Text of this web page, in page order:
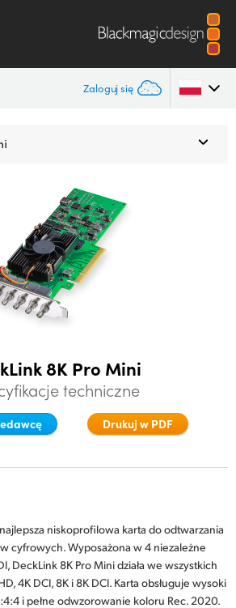
Zaloguj się
8K Pro Mini
techniczne
Drukuj w PDF
niskoprofilowa karta do odtwarzania
cyfrowych. Wyposażona w 4 niezależne
DeckLink 8K Pro Mini działa we wszystkich
4K DCI, 8K i 8K DCI. Karta obsługuje wysoki
i pełne odwzorowanie koloru Rec. 2020.